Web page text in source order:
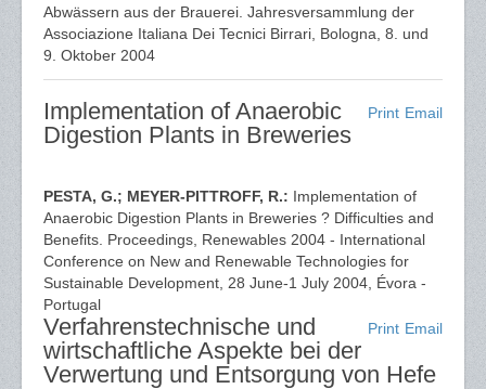
Abwässern aus der Brauerei. Jahresversammlung der
Associazione Italiana Dei Tecnici Birrari, Bologna, 8. und
9. Oktober 2004
Email
Print
Implementation of Anaerobic
Digestion Plants in Breweries
PESTA, G.; MEYER-PITTROFF, R.: Implementation of
Anaerobic Digestion Plants in Breweries ? Difficulties and
Benefits. Proceedings, Renewables 2004 - International
Conference on New and Renewable Technologies for
Sustainable Development, 28 June-1 July 2004, Évora -
Portugal
Email
Print
Verfahrenstechnische und
wirtschaftliche Aspekte bei der
Verwertung und Entsorgung von Hefe